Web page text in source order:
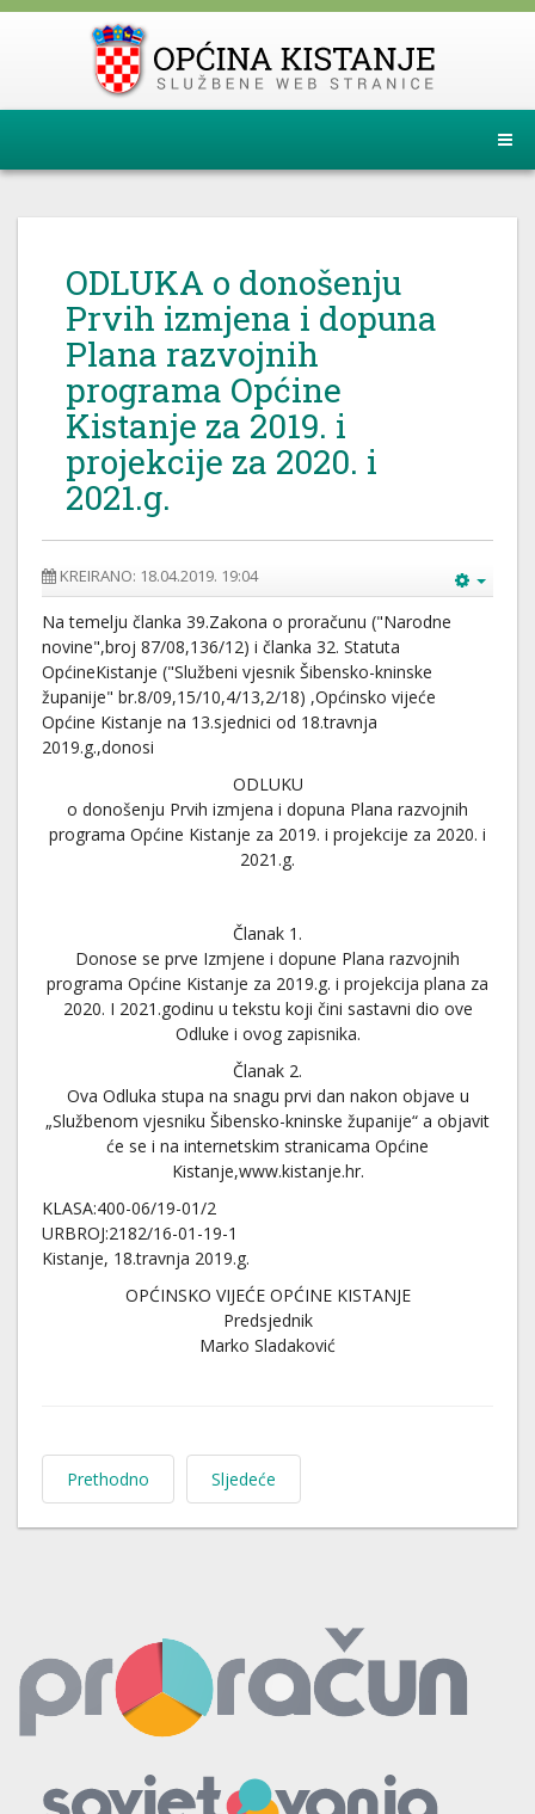
ODLUKA o donošenju
Prvih izmjena i dopuna
Plana razvojnih
programa Općine
Kistanje za 2019. i
projekcije za 2020. i
2021.g.
KREIRANO: 18.04.2019. 19:04
Na temelju članka 39.Zakona o proračunu ("Narodne
novine",broj 87/08,136/12) i članka 32. Statuta
OpćineKistanje ("Službeni vjesnik Šibensko-kninske
županije" br.8/09,15/10,4/13,2/18) ,Općinsko vijeće
Općine Kistanje na 13.sjednici od 18.travnja
2019.g.,donosi
ODLUKU
o donošenju Prvih izmjena i dopuna Plana razvojnih
programa Općine Kistanje za 2019. i projekcije za 2020. i
2021.g.
Članak 1.
Donose se prve Izmjene i dopune Plana razvojnih
programa Općine Kistanje za 2019.g. i projekcija plana za
2020. I 2021.godinu u tekstu koji čini sastavni dio ove
Odluke i ovog zapisnika.
Članak 2.
Ova Odluka stupa na snagu prvi dan nakon objave u
„Službenom vjesniku Šibensko-kninske županije“ a objavit
će se i na internetskim stranicama Općine
Kistanje,www.kistanje.hr.
KLASA:400-06/19-01/2
URBROJ:2182/16-01-19-1
Kistanje, 18.travnja 2019.g.
OPĆINSKO VIJEĆE OPĆINE KISTANJE
Predsjednik
Marko Sladaković
Prethodno Sljedeće